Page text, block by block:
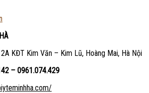
KĐT Kim Văn – Kim Lũ, Hoàng Mai, Hà Nội
– 0961.074.429